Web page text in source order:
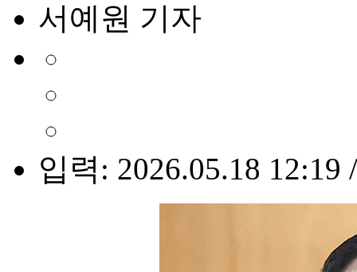
서예원 기자
입력: 2026.05.18 12:19